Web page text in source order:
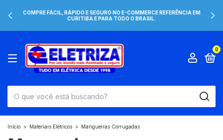
COMPRE FÁCIL, RÁPIDO E SEGURO NO E-COMMERCE REFERÊNCIA EM
CURITIBA E PARA TODO O BRASIL.
0
Início > Materiais Elétricos > Mangueiras Corrugadas